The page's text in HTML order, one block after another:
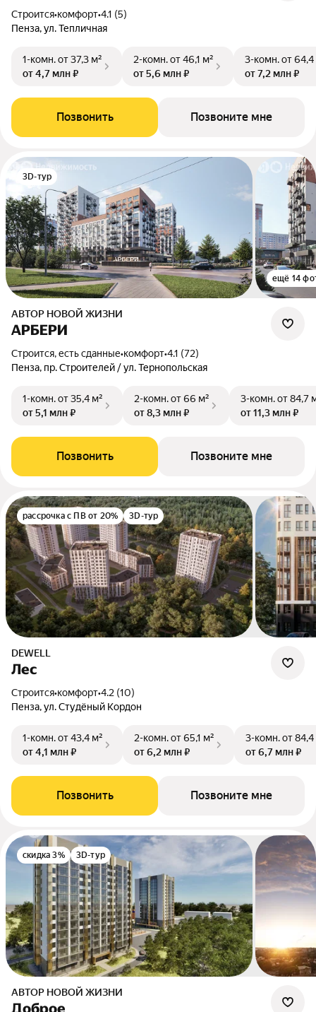
Строится•комфорт•4.1 (5)
Пенза, ул. Тепличная
1-комн.от 37,3 м²
от 4,7 млн ₽
2-комн.от 46,1 м²
от 5,6 млн ₽
3-комн.от 64,4
от 7,2 млн ₽
Позвонить Позвоните мне
3D-тур
ещё 14
АВТОР НОВОЙ ЖИЗНИ
АРБЕРИ
Строится, есть сданные•комфорт•4.1 (72)
Пенза, пр. Строителей / ул. Тернопольская
1-комн.от 35,4 м²
от 5,1 млн ₽
2-комн.от 66 м²
от 8,3 млн ₽
3-комн.от 84,7
от 11,3 млн ₽
Позвонить Позвоните мне
рассрочка с ПВ от 20% 3D-тур
DEWELL
Лес
Строится•комфорт•4.2 (10)
Пенза, ул. Студёный Кордон
1-комн.от 43,4 м²
от 4,1 млн ₽
2-комн.от 65,1 м²
от 6,2 млн ₽
3-комн.от 84,4
от 6,7 млн ₽
Позвонить Позвоните мне
скидка 3% 3D-тур
АВТОР НОВОЙ ЖИЗНИ
Доброе